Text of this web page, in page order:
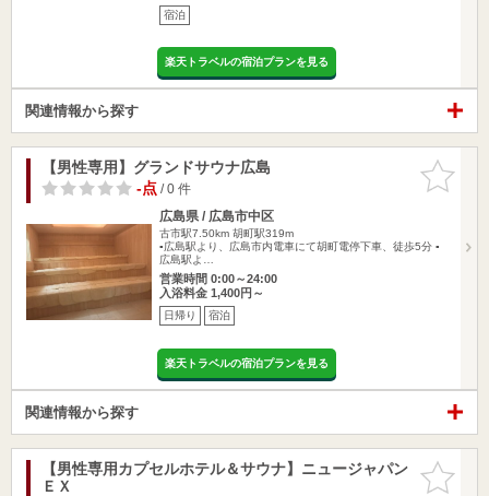
宿泊
楽天トラベルの宿泊プランを見る
関連情報から探す
お気に入
りに追加
【男性専用】グランドサウナ広島
-点/ 0 件
広島県 / 広島市中区
古市駅7.50km 胡町駅319m
▪︎広島駅より、広島市内電車にて胡町電停下車、徒歩5分 ▪
広島駅よ…
営業時間 0:00～24:00
入浴料金 1,400円～
日帰り 宿泊
楽天トラベルの宿泊プランを見る
関連情報から探す
お気に入
りに追加
【男性専用カプセルホテル＆サウナ】ニュージャパン
ＥＸ